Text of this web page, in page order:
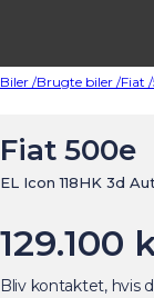
Biler /Brugte biler /Fiat /
Fiat 500e
EL Icon 118HK 3d
129.100
Bliv kontaktet, hvis